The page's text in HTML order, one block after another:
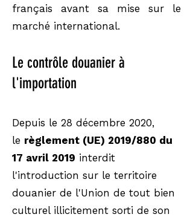
français avant sa mise sur le
marché international.
Le contrôle douanier à
l'importation
Depuis le 28 décembre 2020,
le règlement (UE) 2019/880 du
17 avril 2019 interdit
l'introduction sur le territoire
douanier de l'Union de tout bien
culturel illicitement sorti de son